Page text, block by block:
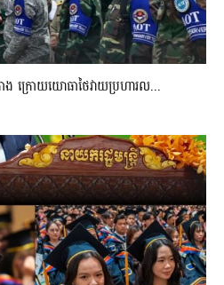
ង ក្រោយយោធាថៃវាយប្រហារល...